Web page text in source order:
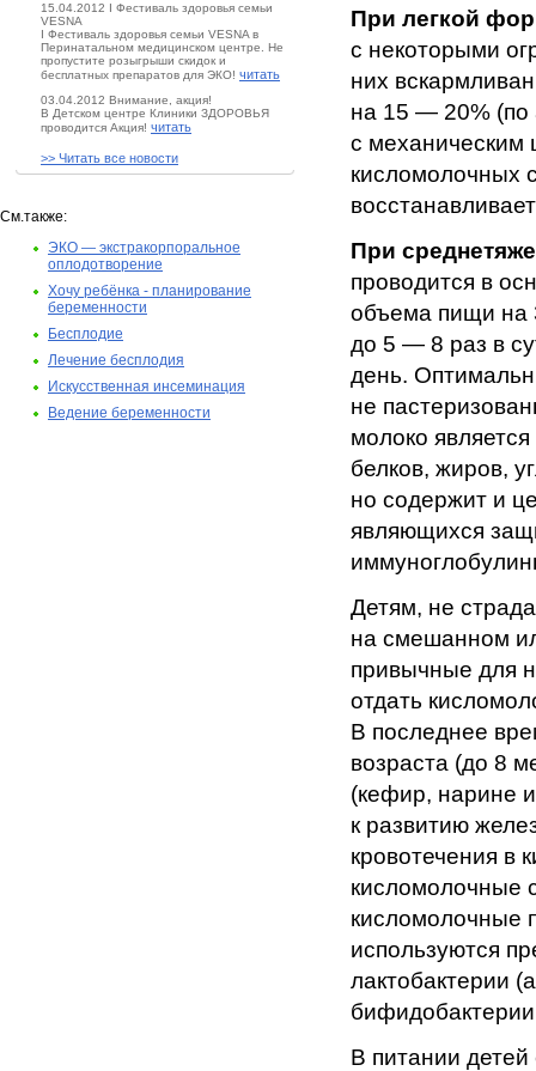
15.04.2012 I Фестиваль здоровья семьи
VESNA
I Фестиваль здоровья семьи VESNA в
Перинатальном медицинском центре. Не
пропустите розыгрыши скидок и
бесплатных препаратов для ЭКО! читать
03.04.2012 Внимание, акция!
В Детском центре Клиники ЗДОРОВЬЯ
проводится Акция! читать
>> Читать все новости
См.также:
ЭКО — экстракорпоральное
оплодотворение
Хочу ребёнка - планирование
беременности
Бесплодие
Лечение бесплодия
Искусственная инсеминация
Ведение беременности
При легкой
с некоторыми
них
на 15 — 20% (по
с механическим
кисломолочных
При
проводится в
объема пищи на
до 5 — 8 раз в
день.
не
молоко
белков, жиров,
но содержит и
являющихся
Детям, не
на смешанном
привычные для
отдать
В последнее
возраста (до 8
(кефир, нарине
к развитию
кровотечения в
кисломолочные
кисломолочные
используются
лактобактерии
В питании